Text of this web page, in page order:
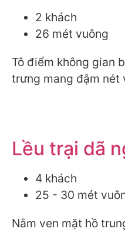
2 khách
26 mét vuông
Tô điểm không gian
trưng mang đậm nét
Lều trại dã
4 khách
25 - 30 mét
Nằm ven mặt hồ